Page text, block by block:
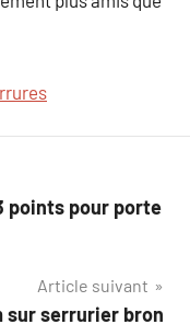
points pour porte
Article suivant
sur serrurier bron